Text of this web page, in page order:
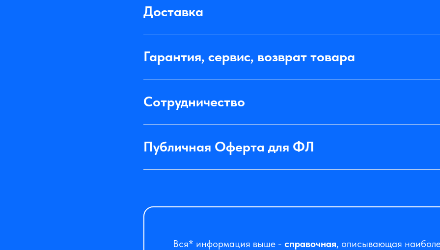
Доставка
Гарантия, сервис, возврат товара
Сотрудничество
Публичная Оферта для ФЛ
Вся* информация выше - справочная, описывающая